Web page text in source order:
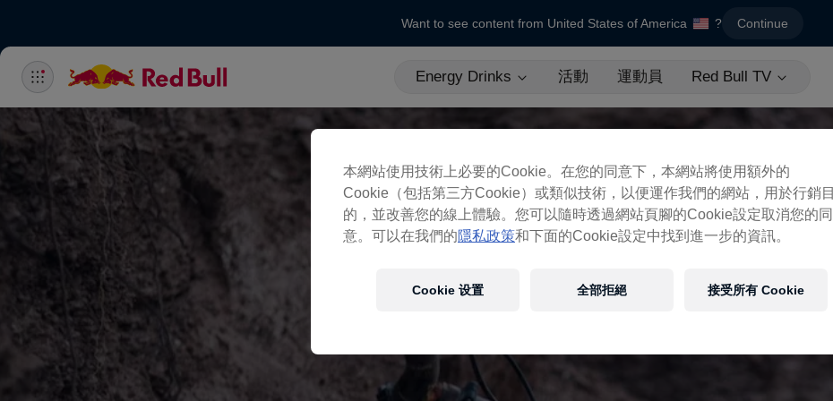
Want to see content from United States of America ? Continue
Energy Drinks 活動 運動員 Red Bull TV
本網站使用技術上必要的Cookie。在您的同意下，本網站將使用額外的
Cookie（包括第三方Cookie）或類似技術，以便運作我們的網站，用於行銷目
的，並改善您的線上體驗。您可以隨時透過網站頁腳的Cookie設定取消您的同
意。可以在我們的隱私政策和下面的Cookie設定中找到進一步的資訊。
Cookie 设置 全部拒絕 接受所有 Cookie